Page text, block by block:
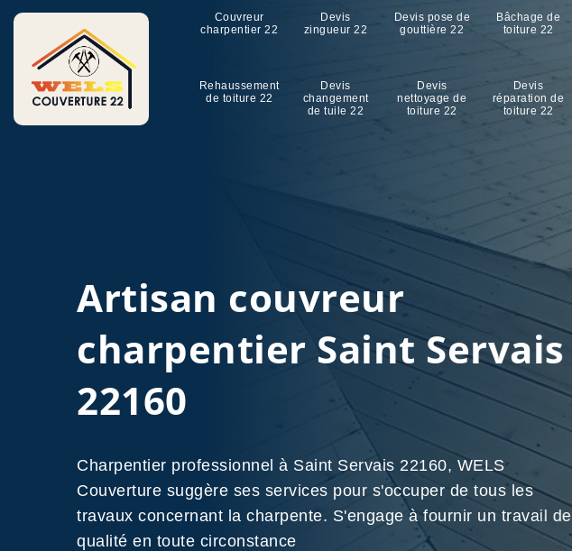
Couvreur
charpentier 22
Devis
zingueur 22
Devis pose de
gouttière 22
Bâchage de
toiture 22
Rehaussement
de toiture 22
Devis
changement
de tuile 22
Devis
nettoyage de
toiture 22
Devis
réparation de
toiture 22
Artisan couvreur
charpentier Saint Servais
22160
Charpentier professionnel à Saint Servais 22160, WELS
Couverture suggère ses services pour s'occuper de tous les
travaux concernant la charpente. S'engage à fournir un travail de
qualité en toute circonstance